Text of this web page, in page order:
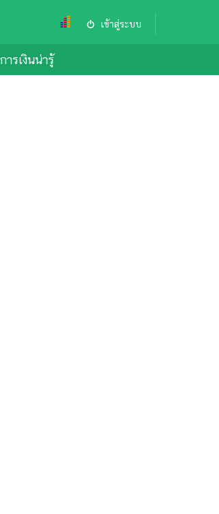
เข้าสู่ระบบ
การเงินน่ารู้